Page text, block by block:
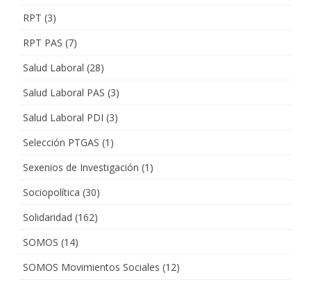
RPT (3)
RPT PAS (7)
Salud Laboral (28)
Salud Laboral PAS (3)
Salud Laboral PDI (3)
Selección PTGAS (1)
Sexenios de Investigación (1)
Sociopolítica (30)
Solidaridad (162)
SOMOS (14)
SOMOS Movimientos Sociales (12)